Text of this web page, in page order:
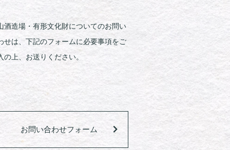
酒造場・有形文化財についてのお問い
せは、下記のフォームに必要事項をご
の上、お送りください。
お問い合わせフォーム